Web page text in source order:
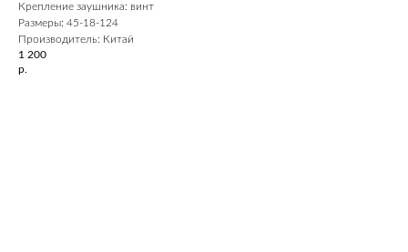
Крепление заушника: винт
Размеры: 45-18-124
Производитель: Китай
1 200
р.